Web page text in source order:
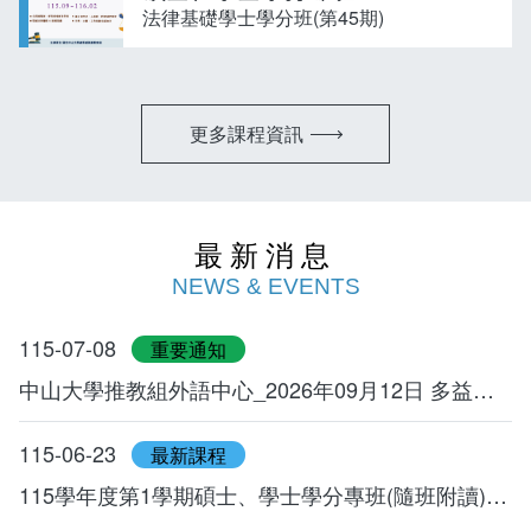
法律基礎學士學分班(第45期)
更多課程資訊
最新消息
NEWS & EVENTS
115-07-08 重要通知
中山大學推教組外語中心_2026年09月12日 多益校園考【TOEIC Campus Exam】
115-06-23 最新課程
115學年度第1學期碩士、學士學分專班(隨班附讀)開始招生囉~